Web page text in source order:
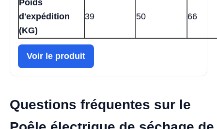
Poids
d'expédition
(KG)
39 50 66
Voir le produit
Questions fréquentes sur le